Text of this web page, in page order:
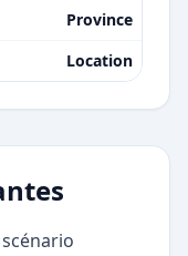
Province
Location